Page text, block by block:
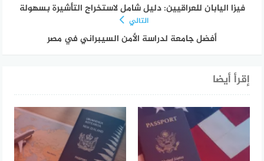
فيزا اليابان للعراقيين: دليل شامل لاستخراج التأشيرة بسهولة
التالي
أفضل جامعة لدراسة الأمن السيبراني في مصر
إقرأ أيضا